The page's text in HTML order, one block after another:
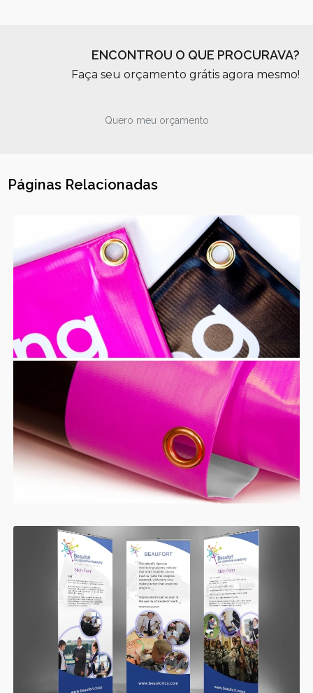
ENCONTROU O QUE PROCURAVA?
Faça seu orçamento grátis agora mesmo!
Quero meu orçamento
Páginas Relacionadas